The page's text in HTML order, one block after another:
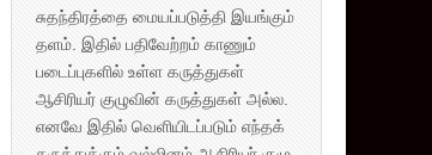
சுதந்திரத்தை மையப்படுத்தி இயங்கும்
தளம். இதில் பதிவேற்றம் காணும்
படைப்புகளில் உள்ள கருத்துகள்
ஆசிரியர் குழுவின் கருத்துகள் அல்ல.
எனவே இதில் வெளியிடப்படும் எந்தக்